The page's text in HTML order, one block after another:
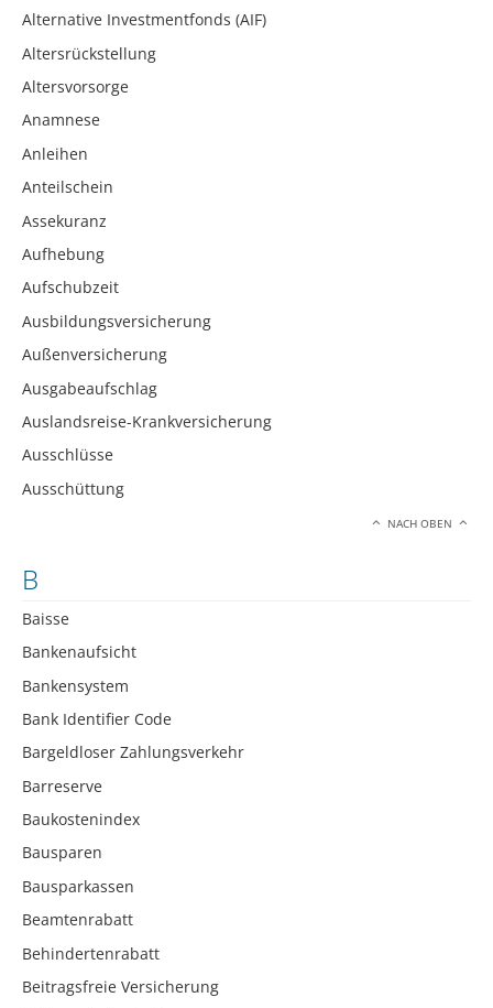
Alternative Investmentfonds (AIF)
Altersrückstellung
Altersvorsorge
Anamnese
Anleihen
Anteilschein
Assekuranz
Aufhebung
Aufschubzeit
Ausbildungsversicherung
Außenversicherung
Ausgabeaufschlag
Auslandsreise-Krankversicherung
Ausschlüsse
Ausschüttung
NACH OBEN
B
Baisse
Bankenaufsicht
Bankensystem
Bank Identifier Code
Bargeldloser Zahlungsverkehr
Barreserve
Baukostenindex
Bausparen
Bausparkassen
Beamtenrabatt
Behindertenrabatt
Beitragsfreie Versicherung